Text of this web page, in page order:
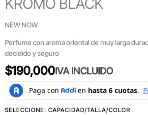
NEW NOW
Perfume con aroma oriental de muy larga
decidido y seguro
$190,000IVA INCLUIDO